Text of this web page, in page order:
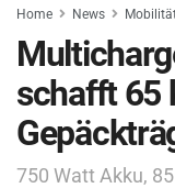
Home News
schafft 65
750 Watt Akku,